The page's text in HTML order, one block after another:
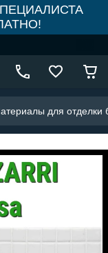
для отделки